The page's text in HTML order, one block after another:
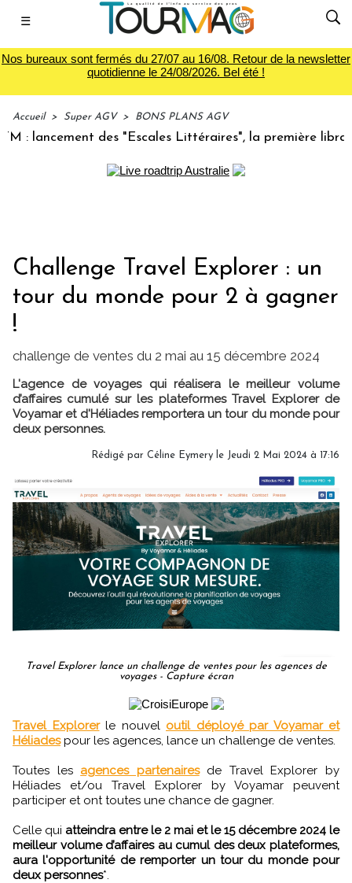
☰
Nos bureaux sont fermés du 27/07 au 16/08. Retour de la newsletter
quotidienne le 24/08/2026. Bel été !
Accueil > Super AGV > BONS PLANS AGV
des "Escales Littéraires", la première librairie
Challenge Travel Explorer : un
tour du monde pour 2 à gagner
!
challenge de ventes du 2 mai au 15 décembre 2024
L'agence de voyages qui réalisera le meilleur volume
d’affaires cumulé sur les plateformes Travel Explorer de
Voyamar et d'Héliades remportera un tour du monde pour
deux personnes.
Rédigé par Céline Eymery le Jeudi 2 Mai 2024 à 17:16
Travel Explorer lance un challenge de ventes pour les agences de
voyages - Capture écran
Travel Explorerle nouvel outil déployé par Voyamar et
Héliadespour les agences, lance un challenge de ventes.
Toutes les agences partenairesde Travel Explorer by
Héliades et/ou Travel Explorer by Voyamar peuvent
participer et ont toutes une chance de gagner.
Celle qui atteindra entre le 2 mai et le 15 décembre 2024 le
meilleur volume d’affaires au cumul des deux plateformes,
aura l'opportunité de remporter un tour du monde pour
deux personnes*.